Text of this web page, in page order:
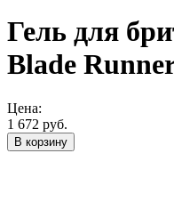
Гель для
Blade
Цена:
1 672 руб.
В корзину